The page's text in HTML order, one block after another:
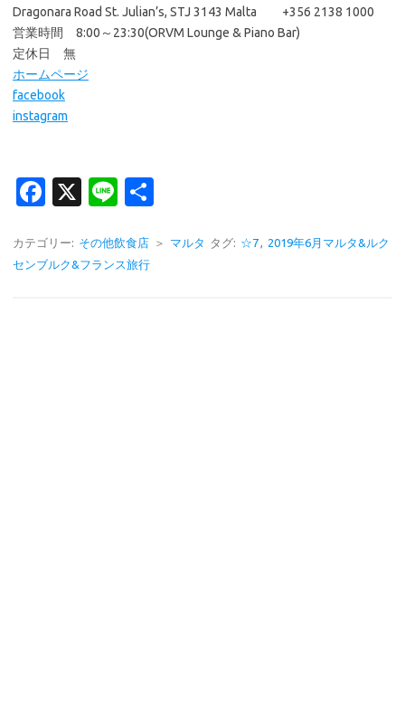
Dragonara Road St. Julian’s, STJ 3143 Malta +356 2138 1000
営業時間 8:00～23:30(ORVM Lounge & Piano Bar)
定休日 無
ホームページ
facebook
instagram
Fa
e
b
X
Li
e
カテゴリー: その他飲食店 ＞ マルタ タグ: ☆7
2019年6月マルタ&ルク
センブルク&フランス旅行